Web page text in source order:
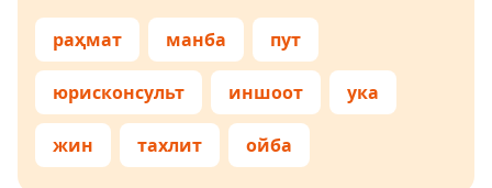
раҳмат манба пут
юрисконсульт иншоот ука
жин тахлит ойба